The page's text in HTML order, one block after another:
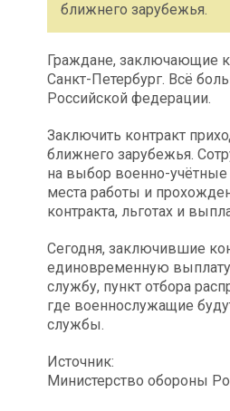
ближнего зарубежья.
Граждане, заключающие
Санкт-Петербург. Всё
Российской федерации.
Заключить контракт
ближнего зарубежья.
на выбор военно-учётные
места работы и
контракта, льготах и
Сегодня, заключившие
единовременную выплату
службу, пункт отбора
где военнослужащие
службы.
Источник:
Министерство обороны